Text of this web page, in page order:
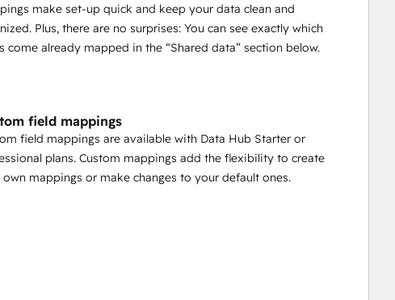
make set-up quick and keep your data clean and
Plus, there are no surprises: You can see exactly which
come already mapped in the “Shared data” section below.
field mappings
field mappings are available with Data Hub Starter or
plans. Custom mappings add the flexibility to create
own mappings or make changes to your default ones.